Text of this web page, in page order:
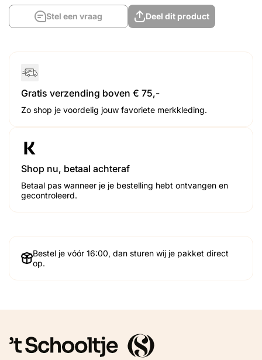
Stel een vraag Deel dit product
Gratis verzending boven € 75,-
Zo shop je voordelig jouw favoriete merkkleding.
Shop nu, betaal achteraf
Betaal pas wanneer je je bestelling hebt ontvangen en
gecontroleerd.
Bestel je vóór 16:00, dan sturen wij je pakket direct
op.